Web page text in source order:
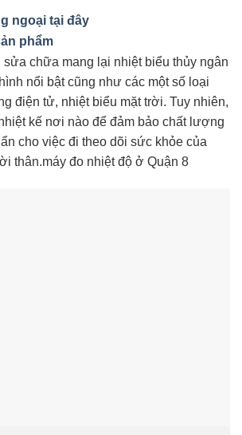
ngoại tại đây
phẩm
sửa chữa mang lại nhiệt biểu thủy ngân
nổi bật cũng như các một số loại
điện tử, nhiệt biểu mặt trời. Tuy nhiên,
kế nơi nào để đảm bảo chất lượng
cho việc đi theo dõi sức khỏe của
thân.máy đo nhiệt độ ở Quận 8